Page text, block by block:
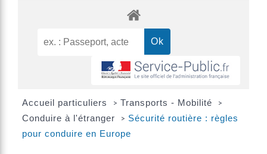
Accueil particuliers > Transports - Mobilité >
Conduire à l'étranger > Sécurité routière : règles
pour conduire en Europe